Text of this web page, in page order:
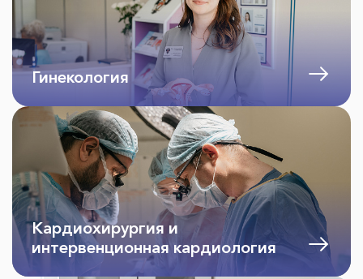
Гинекология
Кардиохирургия и
интервенционная кардиология